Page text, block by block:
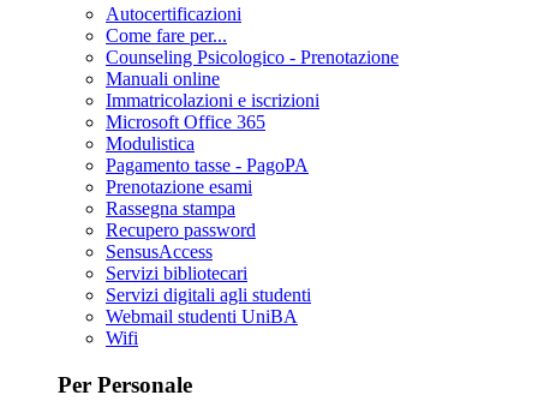
Autocertificazioni
Come fare per...
Counseling Psicologico - Prenotazione
Manuali online
Immatricolazioni e iscrizioni
Microsoft Office 365
Modulistica
Pagamento tasse - PagoPA
Prenotazione esami
Rassegna stampa
Recupero password
SensusAccess
Servizi bibliotecari
Servizi digitali agli studenti
Webmail studenti UniBA
Wifi
Per Personale